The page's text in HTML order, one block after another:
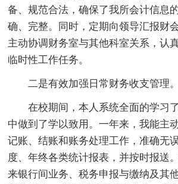
备、规范合法，确保了我所会计信息
确、完整。同时，定期向领导汇报财
主动协调财务室与其他科室关系，认
临时性工作任务。
二是有效加强日常财务收支管理。
在校期间，本人系统全面的学习
中做到了学以致用。一年来，我能主
记账、结账和账务处理工作，准确无
度、年终各类统计报表，并按时报送
来银行间业务、税务申报与缴纳及其